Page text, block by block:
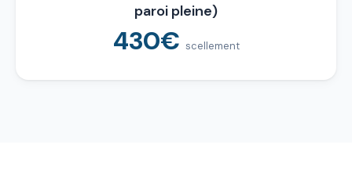
paroi pleine)
430€ scellement